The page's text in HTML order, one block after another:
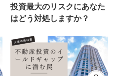
投資最大のリスクにあなた
はどう対処しますか？